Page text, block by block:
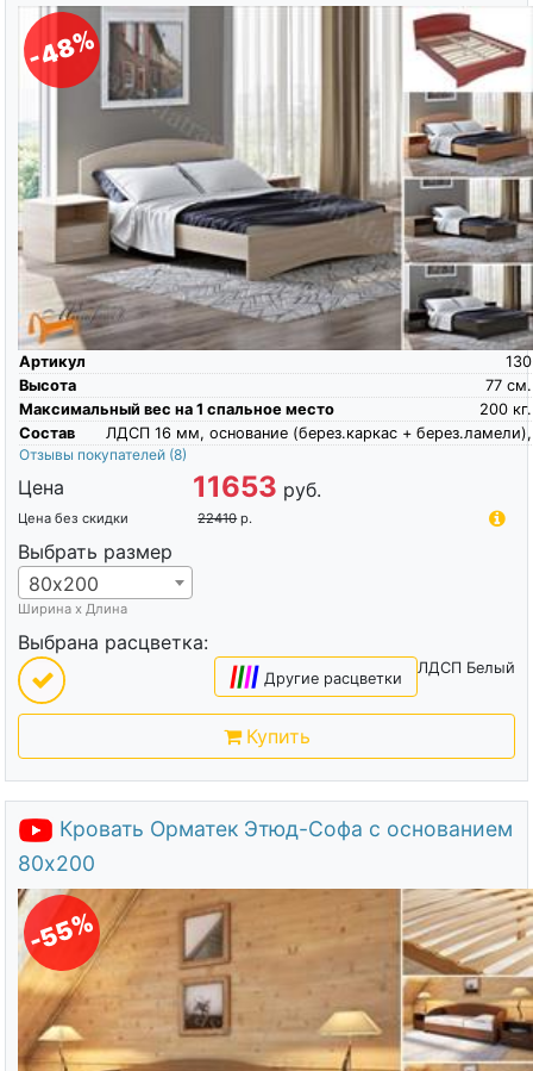
-48%
Артикул
130
Высота
см.
77
Максимальный вес на 1 спальное место
кг.
200
Состав
ЛДСП 16 мм, основание (берез.каркас + берез.ламели),
Отзывы покупателей (8)
Цена 11653 руб.
Цена без скидки 22410 р.
Выбрать размер
80х200
Ширина х Длина
Выбрана расцветка:
ЛДСП Белый
|||| Другие расцветки
Купить
Кровать Орматек Этюд-Софа с основанием
80х200
-55%